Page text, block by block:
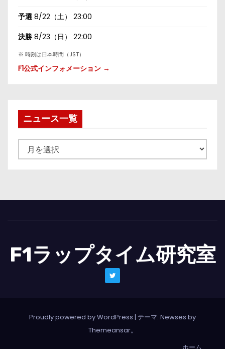
予選 8/22（土） 23:00
決勝 8/23（日） 22:00
※ 時刻は日本時間（JST）
F1公式インフォメーション →
ニュース一覧
ュ
一
F1ラップタイム研究室
Proudly powered by WordPress | テーマ: Newses by
Themeansar。